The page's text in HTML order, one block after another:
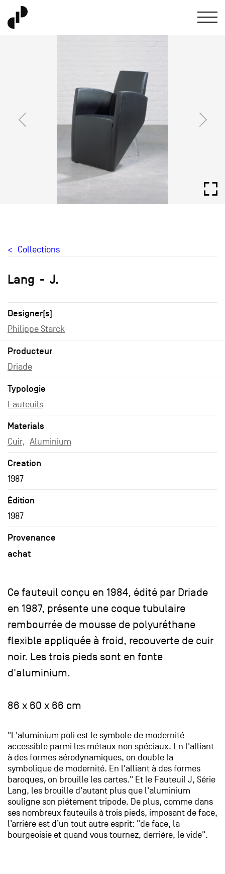
Collections
Lang J.
Designer[s]
Philippe Starck
Producteur
Driade
Typologie
Fauteuils
Materials
Cuir Aluminium
Creation
1987
Édition
1987
Provenance
achat
Ce fauteuil conçu en 1984, édité par Driade
en 1987, présente une coque tubulaire
rembourrée de mousse de polyuréthane
flexible appliquée à froid, recouverte de cuir
noir. Les trois pieds sont en fonte
d'aluminium.
86 x 60 x 66 cm
"L'aluminium poli est le symbole de modernité
accessible parmi les métaux non spéciaux. En l'alliant
à des formes aérodynamiques, on double la
symbolique de modernité. En l'alliant à des formes
baroques, on brouille les cartes." Et le Fauteuil J, Série
Lang, les brouille d'autant plus que l'aluminium
souligne son piétement tripode. De plus, comme dans
ses nombreux fauteuils à trois pieds, imposant de face,
l’arrière est d’un tout autre esprit: "de face, la
bourgeoisie et quand vous tournez, derrière, le vide".